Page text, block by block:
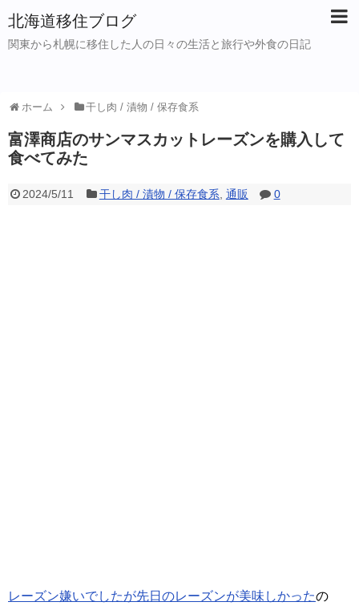
北海道移住ブログ
関東から札幌に移住した人の日々の生活と旅行や外食の日記
ホーム 干し肉 / 漬物 / 保存食系
富澤商店のサンマスカットレーズンを購入して
食べてみた
2024/5/11 干し肉 / 漬物 / 保存食系 通販 0
レーズン嫌いでしたが先日のレーズンが美味しかったの